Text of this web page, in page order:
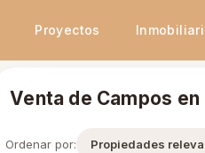
Proyectos
Venta de Campos
Ordenar por: Propiedades